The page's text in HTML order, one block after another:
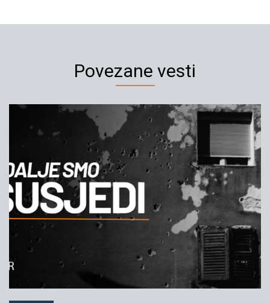
Povezane vesti